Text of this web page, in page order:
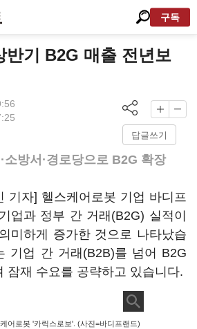
구독
반기 B2G 매출 전년보
답글쓰기
소방서·경로당으로 B2G 확장
기자] 헬스케어로봇 기업 바디프
업과 정부 간 거래(B2G) 실적이
미하게 증가한 것으로 나타났습
기업 간 거래(B2B)를 넘어 B2G
잠재 수요를 공략하고 있습니다.
어로봇 '카릭스로보'. (사진=바디프랜드)